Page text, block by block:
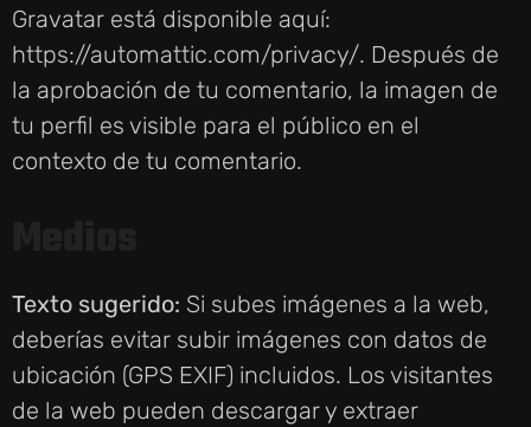
Gravatar está disponible aquí:
https://automattic.com/privacy/. Después de
la aprobación de tu comentario, la imagen de
tu perfil es visible para el público en el
contexto de tu comentario.
Texto sugerido: Si subes imágenes a la web,
deberías evitar subir imágenes con datos de
ubicación (GPS EXIF) incluidos. Los visitantes
de la web pueden descargar y extraer